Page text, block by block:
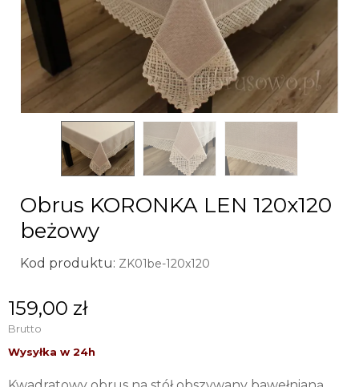
Obrus KORONKA LEN 120x120
beżowy
Kod produktu: ZK01be-120x120
159,00 zł
Brutto